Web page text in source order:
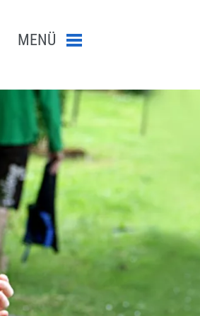
abschicken
MENÜ Menü schließen